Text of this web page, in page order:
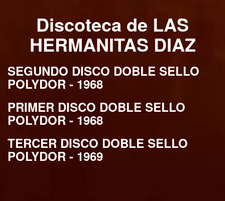
Discoteca de LAS
HERMANITAS DIAZ
SEGUNDO DISCO DOBLE SELLO
POLYDOR - 1968
PRIMER DISCO DOBLE SELLO
POLYDOR - 1968
TERCER DISCO DOBLE SELLO
POLYDOR - 1969